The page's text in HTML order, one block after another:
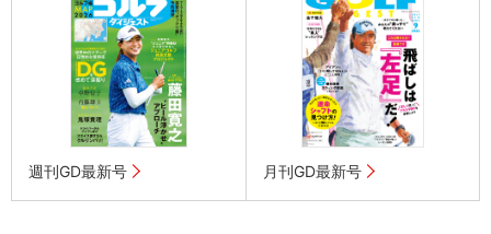
週刊GD最新号 月刊GD最新号